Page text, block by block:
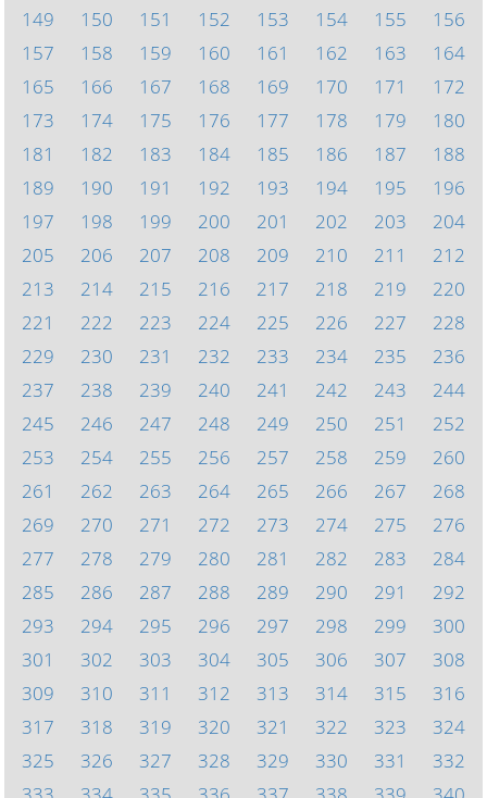
149
150 151 152 153 154 155
156
157
158 159 160 161 162 163
164
165
166 167 168 169 170 171
172
173
174 175 176 177 178 179
180
181
182 183 184 185 186 187
188
189
190 191 192 193 194 195
196
197
198 199 200 201 202 203
204
205
206 207 208 209 210 211
212
213
214 215 216 217 218 219
220
221
222 223 224 225 226 227
228
229
230 231 232 233 234 235
236
237
238 239 240 241 242 243
244
245
246 247 248 249 250 251
252
253
254 255 256 257 258 259
260
261
262 263 264 265 266 267
268
269
270 271 272 273 274 275
276
277
278 279 280 281 282 283
284
285
286 287 288 289 290 291
292
293
294 295 296 297 298 299
300
301
302 303 304 305 306 307
308
309
310 311 312 313 314 315
316
317
318 319 320 321 322 323
324
325
326 327 328 329 330 331
332